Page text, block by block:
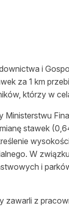
i
za 1 km
którzy w
stawek
wysokości
W
i
zawarli z